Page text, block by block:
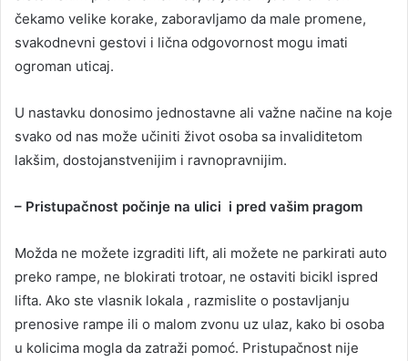
čekamo velike korake, zaboravljamo da male promene,
svakodnevni gestovi i lična odgovornost mogu imati
ogroman uticaj.
U nastavku donosimo jednostavne ali važne načine na koje
svako od nas može učiniti život osoba sa invaliditetom
lakšim, dostojanstvenijim i ravnopravnijim.
– Pristupačnost počinje na ulici i pred vašim pragom
Možda ne možete izgraditi lift, ali možete ne parkirati auto
preko rampe, ne blokirati trotoar, ne ostaviti bicikl ispred
lifta. Ako ste vlasnik lokala , razmislite o postavljanju
prenosive rampe ili o malom zvonu uz ulaz, kako bi osoba
u kolicima mogla da zatraži pomoć. Pristupačnost nije